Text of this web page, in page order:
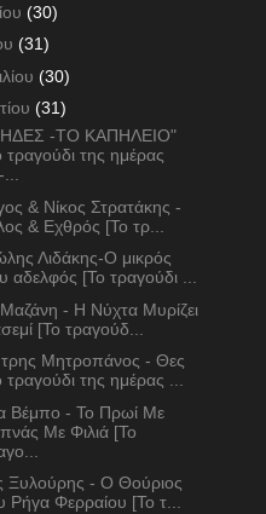
(30)
(31)
(30)
(31)
-ΤΟ ΚΑΠΗΛΕΙΟ"
τραγούδι της ημέρας
& Νίκος Στρατάκης -
& Εχθρός [Το τρ...
Λιδάκης-Ο μικρός
αδελφός [Το τραγούδι ...
- Η Νύχτα Μυρίζει
[Το τραγούδ...
Μητροπάνος - Θες
τραγούδι της ημέρας ...
Βέμπο - Το Πρωί Με
Με Φιλιά [Το
Ξυλούρης - Ο Θούριος
Ρήγα Φερραίου [Το τ...